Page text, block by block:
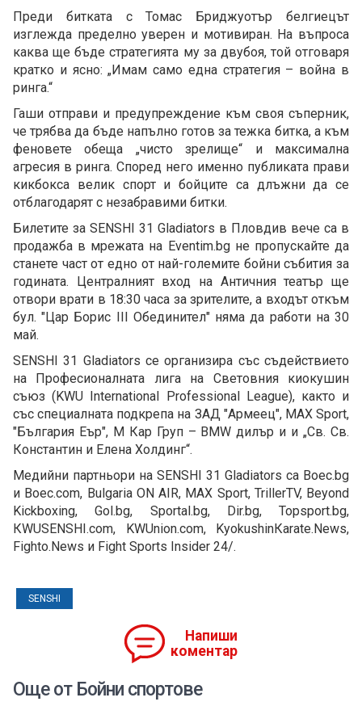
Преди битката с Томас Бриджуотър белгиецът
изглежда пределно уверен и мотивиран. На въпроса
каква ще бъде стратегията му за двубоя, той отговаря
кратко и ясно: „Имам само една стратегия – война в
ринга.“
Гаши отправи и предупреждение към своя съперник,
че трябва да бъде напълно готов за тежка битка, а към
феновете обеща „чисто зрелище“ и максимална
агресия в ринга. Според него именно публиката прави
кикбокса велик спорт и бойците са длъжни да се
отблагодарят с незабравими битки.
Билетите за SENSHI 31 Gladiators в Пловдив вече са в
продажба в мрежата на Eventim.bg не пропускайте да
станете част от едно от най-големите бойни събития за
годината. Централният вход на Античния театър ще
отвори врати в 18:30 часа за зрителите, а входът откъм
бул. "Цар Борис III Обединител" няма да работи на 30
май.
SENSHI 31 Gladiators се организира със съдействието
на Професионалната лига на Световния киокушин
съюз (KWU International Professional League), както и
със специалната подкрепа на ЗАД "Армеец", MAX Sport,
"България Еър", М Кар Груп – BMW дилър и и „Св. Св.
Константин и Елена Холдинг“.
Медийни партньори на SENSHI 31 Gladiators са Boec.bg
и Boec.com, Bulgaria ON AIR, MAX Sport, TrillerTV, Beyond
Kickboxing, Gol.bg, Sportal.bg, Dir.bg, Topsport.bg,
КWUSENSHI.com, KWUnion.com, KyokushinКarate.News,
Fighto.News и Fight Sports Insider 24/.
SENSHI
Напиши
коментар
Още от Бойни спортове